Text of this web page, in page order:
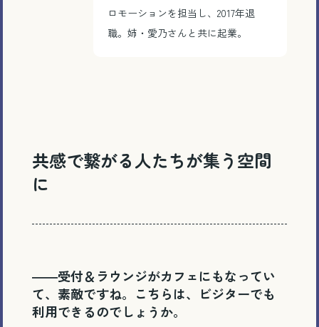
ロモーションを担当し、2017年退
職。姉・愛乃さんと共に起業。
共感で繋がる人たちが集う空間
に
――受付＆ラウンジがカフェにもなってい
て、素敵ですね。こちらは、ビジターでも
利用できるのでしょうか。